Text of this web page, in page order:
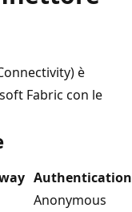
è
Fabric con le
Authentication
Anonymous